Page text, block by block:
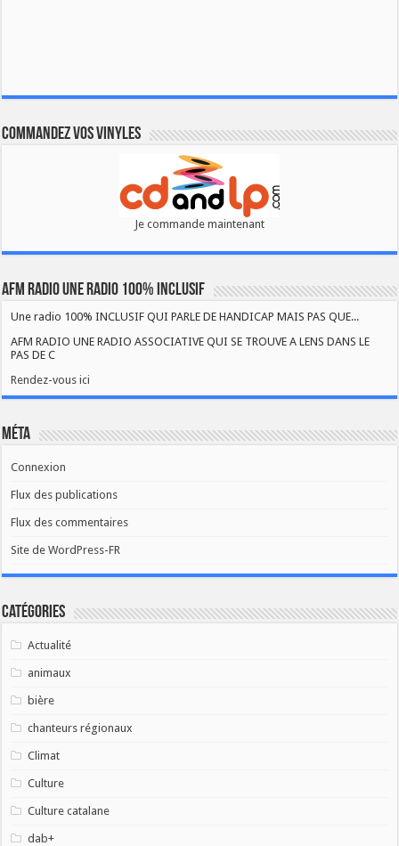
Commandez vos vinyles
Je commande maintenant
AFM RADIO UNE RADIO 100% INCLUSIF
Une radio 100% INCLUSIF QUI PARLE DE HANDICAP MAIS PAS QUE...
AFM RADIO UNE RADIO ASSOCIATIVE QUI SE TROUVE A LENS DANS LE
PAS DE C
Rendez-vous ici
Méta
Connexion
Flux des publications
Flux des commentaires
Site de WordPress-FR
Catégories
Actualité
animaux
bière
chanteurs régionaux
Climat
Culture
Culture catalane
dab+